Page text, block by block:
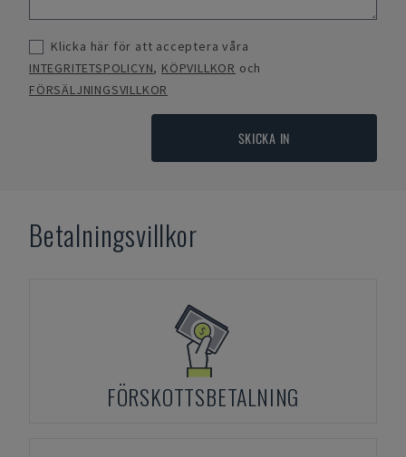
Klicka här för att acceptera våra
INTEGRITETSPOLICYN, KÖPVILLKOR och
FÖRSÄLJNINGSVILLKOR
SKICKA IN
Betalningsvillkor
FÖRSKOTTSBETALNING